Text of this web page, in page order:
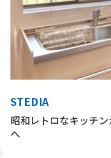
STEDIA
昭和レトロなキッチ
へ